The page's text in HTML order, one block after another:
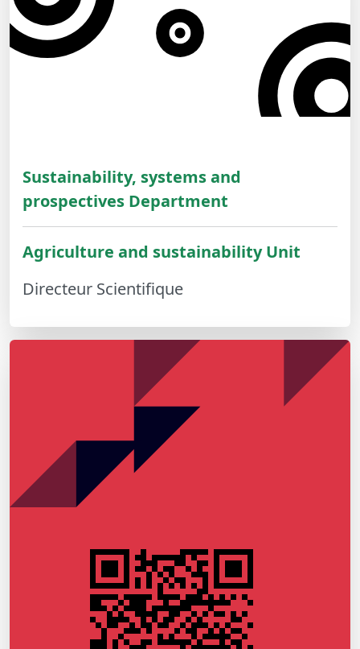
Sustainability, systems and
prospectives Department
Agriculture and sustainability Unit
Directeur Scientifique